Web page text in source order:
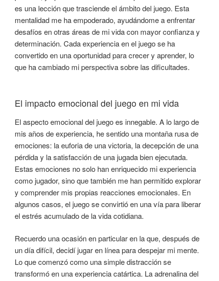
es una lección que trasciende el ámbito del juego. Esta
mentalidad me ha empoderado, ayudándome a enfrentar
desafíos en otras áreas de mi vida con mayor confianza y
determinación. Cada experiencia en el juego se ha
convertido en una oportunidad para crecer y aprender, lo
que ha cambiado mi perspectiva sobre las dificultades.
El impacto emocional del juego en mi vida
El aspecto emocional del juego es innegable. A lo largo de
mis años de experiencia, he sentido una montaña rusa de
emociones: la euforia de una victoria, la decepción de una
pérdida y la satisfacción de una jugada bien ejecutada.
Estas emociones no solo han enriquecido mi experiencia
como jugador, sino que también me han permitido explorar
y comprender mis propias reacciones emocionales. En
algunos casos, el juego se convirtió en una vía para liberar
el estrés acumulado de la vida cotidiana.
Recuerdo una ocasión en particular en la que, después de
un día difícil, decidí jugar en línea para despejar mi mente.
Lo que comenzó como una simple distracción se
transformó en una experiencia catártica. La adrenalina del